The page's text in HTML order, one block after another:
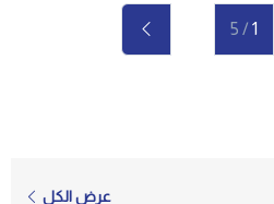
1
/ 5
عرض الكل